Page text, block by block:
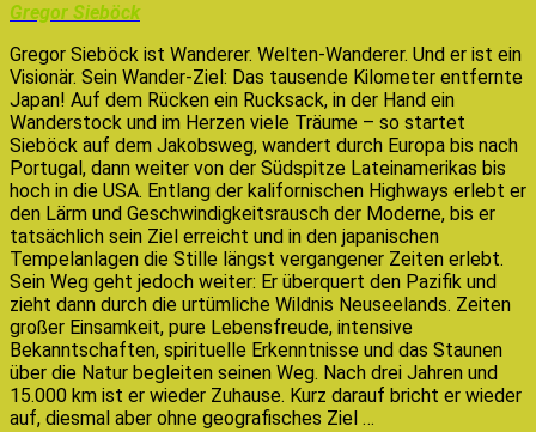
Gregor Sieböck
Gregor Sieböck ist Wanderer. Welten-Wanderer. Und er ist ein
Visionär. Sein Wander-Ziel: Das tausende Kilometer entfernte
Japan! Auf dem Rücken ein Rucksack, in der Hand ein
Wanderstock und im Herzen viele Träume – so startet
Sieböck auf dem Jakobsweg, wandert durch Europa bis nach
Portugal, dann weiter von der Südspitze Lateinamerikas bis
hoch in die USA. Entlang der kalifornischen Highways erlebt er
den Lärm und Geschwindigkeitsrausch der Moderne, bis er
tatsächlich sein Ziel erreicht und in den japanischen
Tempelanlagen die Stille längst vergangener Zeiten erlebt.
Sein Weg geht jedoch weiter: Er überquert den Pazifik und
zieht dann durch die urtümliche Wildnis Neuseelands. Zeiten
großer Einsamkeit, pure Lebensfreude, intensive
Bekanntschaften, spirituelle Erkenntnisse und das Staunen
über die Natur begleiten seinen Weg. Nach drei Jahren und
15.000 km ist er wieder Zuhause. Kurz darauf bricht er wieder
auf, diesmal aber ohne geografisches Ziel …